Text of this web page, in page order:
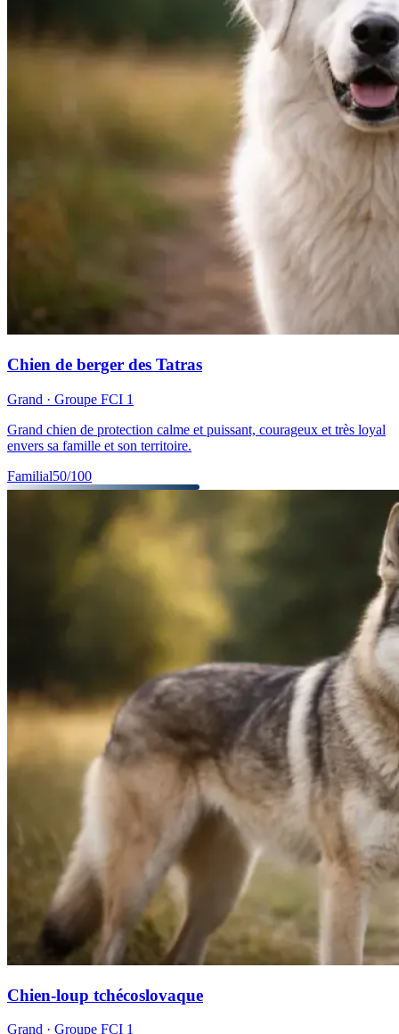
Chien de berger des Tatras
Grand · Groupe FCI 1
Grand chien de protection calme et puissant, courageux et très loyal
envers sa famille et son territoire.
Familial50/100
Chien-loup tchécoslovaque
Grand · Groupe FCI 1